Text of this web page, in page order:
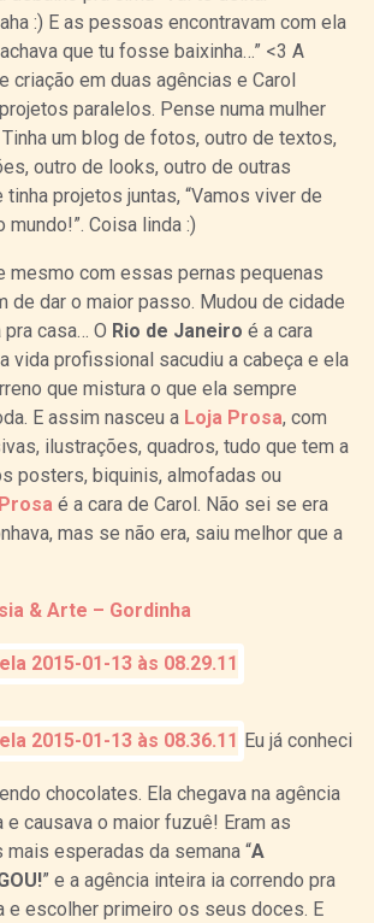
:) E as pessoas encontravam com ela
que tu fosse baixinha…” <3 A
criação em duas agências e Carol
paralelos. Pense numa mulher
um blog de fotos, outro de textos,
outro de looks, outro de outras
tinha projetos juntas, “Vamos viver de
Coisa linda :)
mesmo com essas pernas pequenas
de dar o maior passo. Mudou de cidade
casa… O Rio de Janeiro é a cara
vida profissional sacudiu a cabeça e ela
que mistura o que ela sempre
E assim nasceu a Loja Prosa, com
ilustrações, quadros, tudo que tem a
posters, biquinis, almofadas ou
é a cara de Carol. Não sei se era
mas se não era, saiu melhor que a
& Arte – Gordinha
Eu já conheci
chocolates. Ela chegava na agência
e causava o maior fuzuê! Eram as
esperadas da semana “A
” e a agência inteira ia correndo pra
e escolher primeiro os seus doces. E